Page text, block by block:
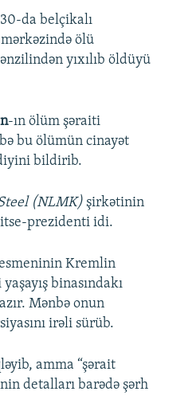
da belçikalı
ölü
yıxılıb öldüyü
-ın ölüm şəraiti
bu ölümün cinayət
bildirib.
(NLMK) şirkətinin
prezidenti idi.
Kremlin
binasındakı
Mənbə onun
irəli sürüb.
amma “şərait
detalları barədə şərh